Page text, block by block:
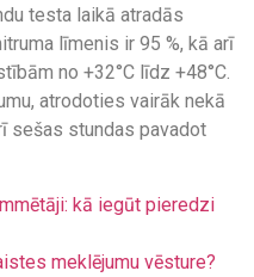
testa laikā atradās
līmenis ir 95 %, kā arī
no +32°C līdz +48°C.
atrodoties vairāk nekā
sešas stundas pavadot
kā iegūt pieredzi
meklējumu vēsture?